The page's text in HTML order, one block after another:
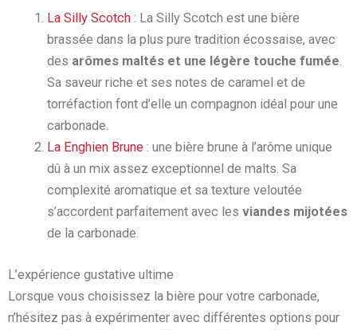
La Silly Scotch : La Silly Scotch est une bière
brassée dans la plus pure tradition écossaise, avec
des arômes maltés et une légère touche fumée.
Sa saveur riche et ses notes de caramel et de
torréfaction font d’elle un compagnon idéal pour une
carbonade.
La Enghien Brune : une bière brune à l’arôme unique
dû à un mix assez exceptionnel de malts. Sa
complexité aromatique et sa texture veloutée
s’accordent parfaitement avec lesviandes mijotées
de la carbonade.
L’expérience gustative ultime
Lorsque vous choisissez la bière pour votre carbonade,
n’hésitez pas à expérimenter avec différentes options pour